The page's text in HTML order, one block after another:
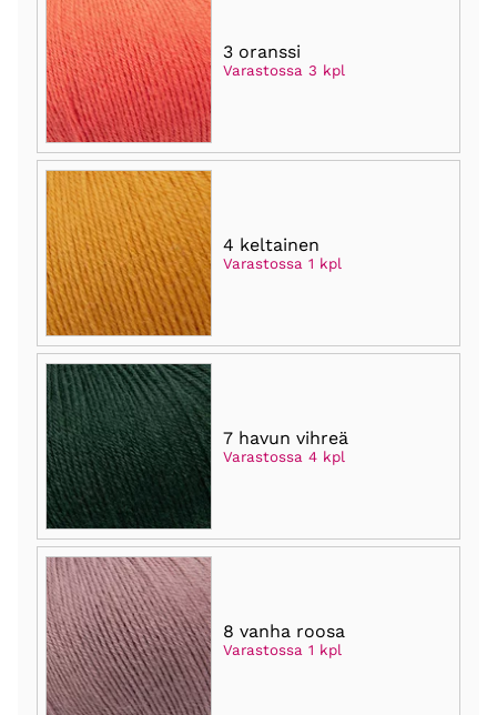
3 oranssi
Varastossa 3 kpl
4 keltainen
Varastossa 1 kpl
7 havun vihreä
Varastossa 4 kpl
8 vanha roosa
Varastossa 1 kpl